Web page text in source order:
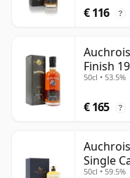
€ 116 ?
Finish
50cl • 53.5%
€ 165 ?
Single
50cl • 59.5%